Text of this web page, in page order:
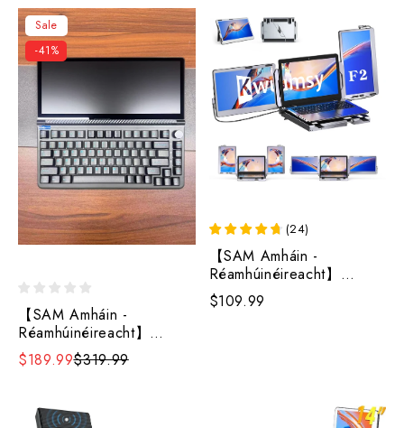
Sale
-41%
【SAM Amháin -
Réamhúinéireacht】
Méarchláir Scáileáin
Méadaithe Tadhaill
$189.99$319.99
【SAM Amháin -
Réamhúinéireacht】
Monatóir glúine Inaistrithe
Trí-Kwumsy F2 14''
(24)
$109.99